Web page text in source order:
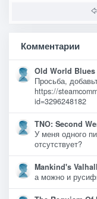
Комментарии
Old World
Просьба,
https://
id=3296248182
TNO: Second
У меня одного
отсутствует?
Mankind's
а можно и